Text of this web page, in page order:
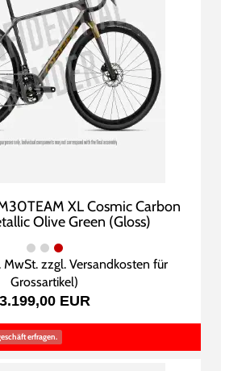
XL Cosmic Carbon
Olive Green (Gloss)
MwSt. zzgl. Versandkosten für
Grossartikel)
3.199,00 EUR
erfragen.